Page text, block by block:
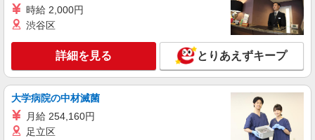
紹介予定派遣
株式会社シエロ
≪スマホアドバイザー≫
時給1400円〜1450円（経験・能力による） ※
残業代支給 ★交通費別途支給（規定あり） ゜
+゜・。○。・゜+゜・。○。・゜+゜ 入社祝い金10
万円支給(規定有) お友達を紹介頂くと, インセンテ
ィブ支給(規定有) ★月2回払い・週払い可能（規程
有）★ ゜・。○。・゜+゜・。○。・゜+゜
大分県大分市のsoftbankショップ
詳細を見る
時給 2,000円
渋谷区
詳細を見る とりあえずキープ
大学病院の中材滅菌
月給 254,160円
足立区